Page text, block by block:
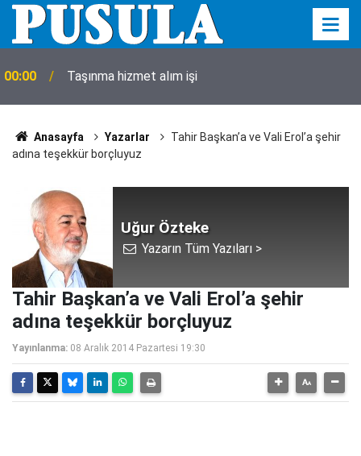
00:00 Taşınma hizmet alım işi
Anasayfa Yazarlar
Tahir Başkan’a ve Vali Erol’a şehir
adına teşekkür borçluyuz
Uğur Özteke
Yazarın Tüm Yazıları >
Tahir Başkan’a ve Vali Erol’a şehir
adına teşekkür borçluyuz
Yayınlanma: 08 Aralık 2014 Pazartesi 19:30